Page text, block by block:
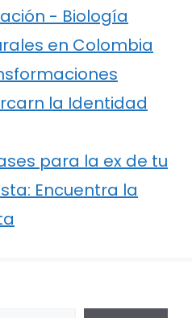
- Biología
en Colombia
la Identidad
para la ex de tu
Encuentra la